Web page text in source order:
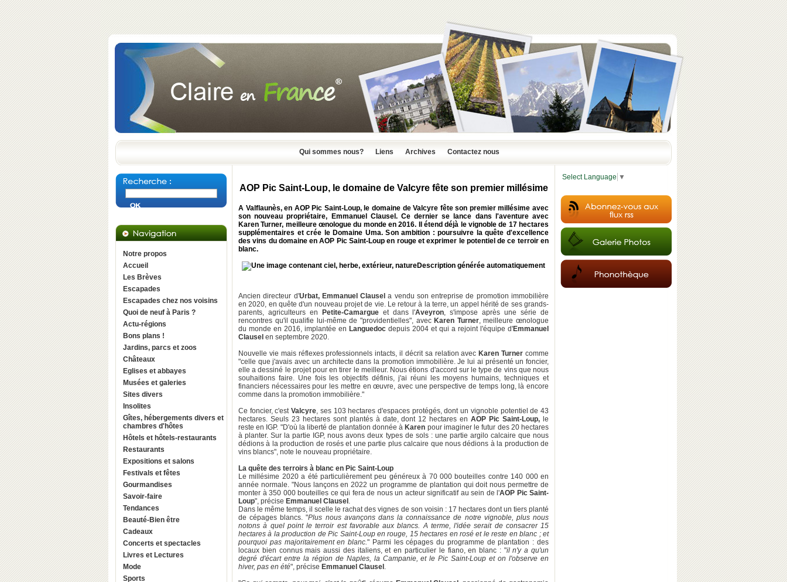
Qui sommes nous? Liens Archives Contactez nous
Notre propos
Accueil
Les Brèves
Escapades
Escapades chez nos voisins
Quoi de neuf à Paris ?
Actu-régions
Bons plans !
Jardins, parcs et zoos
Châteaux
Eglises et abbayes
Musées et galeries
Sites divers
Insolites
Gîtes, hébergements divers et
chambres d'hôtes
Hôtels et hôtels-restaurants
Restaurants
Expositions et salons
Festivals et fêtes
Gourmandises
Savoir-faire
Tendances
Beauté-Bien être
Cadeaux
Concerts et spectacles
Livres et Lectures
Mode
Sports
AOP Pic Saint-Loup, le domaine de Valcyre fête son premier millésime
A Valflaunès, en AOP Pic Saint-Loup, le domaine de Valcyre fête son premier millésime avec
son nouveau propriétaire, Emmanuel Clausel. Ce dernier se lance dans l'aventure avec
Karen Turner, meilleure œnologue du monde en 2016. Il étend déjà le vignoble de 17 hectares
supplémentaires et crée le Domaine Uma. Son ambition : poursuivre la quête d'excellence
des vins du domaine en AOP Pic Saint-Loup en rouge et exprimer le potentiel de ce terroir en
blanc.
Ancien directeur d'Urbat, Emmanuel Clausela vendu son entreprise de promotion immobilière
en 2020, en quête d'un nouveau projet de vie. Le retour à la terre, un appel hérité de ses grands-
parents, agriculteurs en
Petite-Camargueet dans l'Aveyron, s'impose après une série de
rencontres qu'il qualifie lui-même de "providentielles", avec Karen Turner, meilleure œnologue
du monde en 2016, implantée en Languedoc depuis 2004 et qui a rejoint l'équipe d'Emmanuel
Clausel en septembre 2020.
Nouvelle vie mais réflexes professionnels intacts, il décrit sa relation avec Karen Turner comme
"celle que j'avais avec un architecte dans la promotion immobilière. Je lui ai présenté un foncier,
elle a dessiné le projet pour en tirer le meilleur. Nous étions d'accord sur le type de vins que nous
souhaitions faire. Une fois les objectifs définis, j'ai réuni les moyens humains, techniques et
financiers nécessaires pour les mettre en œuvre, avec une perspective de temps long, là encore
comme dans la promotion immobilière."
Ce foncier, c'estValcyre, ses 103 hectares d'espaces protégés, dont un vignoble potentiel de 43
hectares. Seuls 23 hectares sont plantés à date, dont 12 hectares enAOP Pic Saint-Loup, le
reste en IGP. "D'où la liberté de plantation donnée à Karen pour imaginer le futur des 20 hectares
à planter. Sur la partie IGP, nous avons deux types de sols : une partie argilo calcaire que nous
dédions à la production de rosés et une partie plus calcaire que nous dédions à la production de
vins blancs", note le nouveau propriétaire.
La quête des terroirs à blanc en Pic Saint-Loup
Le millésime 2020 a été particulièrement peu généreux à 70 000 bouteilles contre 140 000 en
année normale. "Nous lançons en 2022 un programme de plantation qui doit nous permettre de
monter à 350 000 bouteilles ce qui fera de nous un acteur significatif au sein de l'AOP Pic Saint-
Loup", précise Emmanuel Clausel .
Dans le même temps, il scelle le rachat des vignes de son voisin : 17 hectares dont un tiers planté
de cépages blancs. "Plus nous avançons dans la connaissance de notre vignoble, plus nous
notons à quel point le terroir est favorable aux blancs. A terme, l'idée serait de consacrer 15
hectares à la production de Pic Saint-Loup en rouge, 15 hectares en rosé et le reste en blanc ; et
pourquoi pas majoritairement en blanc." Parmi les cépages du programme de plantation : des
locaux bien connus mais aussi des italiens, et en particulier le fiano, en blanc : "il n'y a qu'un
degré d'écart entre la région de Naples, la Campanie, et le Pic Saint-Loup et on l'observe en
hiver, pas en été", précise Emmanuel Clausel .
Select Language ▼